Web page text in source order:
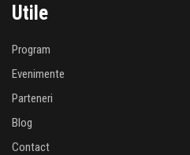
Utile
Program
Evenimente
Parteneri
Blog
Contact